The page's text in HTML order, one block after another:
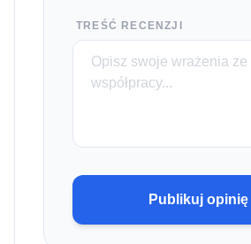
TREŚĆ RECENZJI
Publikuj opinię